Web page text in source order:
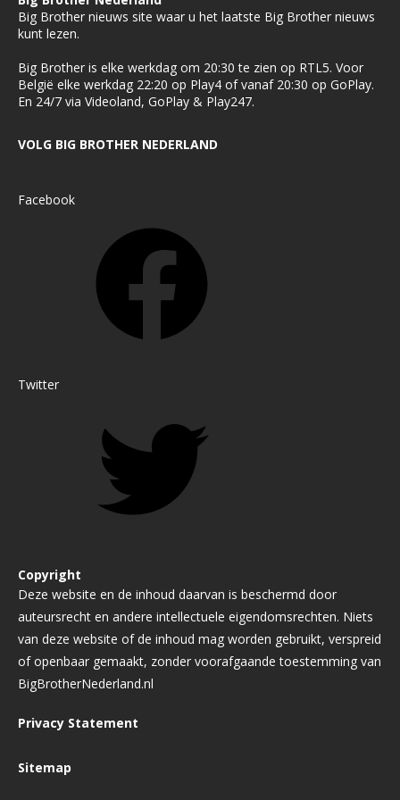
Big Brother nieuws site waar u het laatste Big Brother nieuws
kunt lezen.
Big Brother is elke werkdag om 20:30 te zien op RTL5. Voor
België elke werkdag 22:20 op Play4 of vanaf 20:30 op GoPlay.
En 24/7 via Videoland, GoPlay & Play247.
VOLG BIG BROTHER NEDERLAND
Facebook
Twitter
Copyright
Deze website en de inhoud daarvan is beschermd door
auteursrecht en andere intellectuele eigendomsrechten. Niets
van deze website of de inhoud mag worden gebruikt, verspreid
of openbaar gemaakt, zonder voorafgaande toestemming van
BigBrotherNederland.nl
Privacy Statement
Sitemap